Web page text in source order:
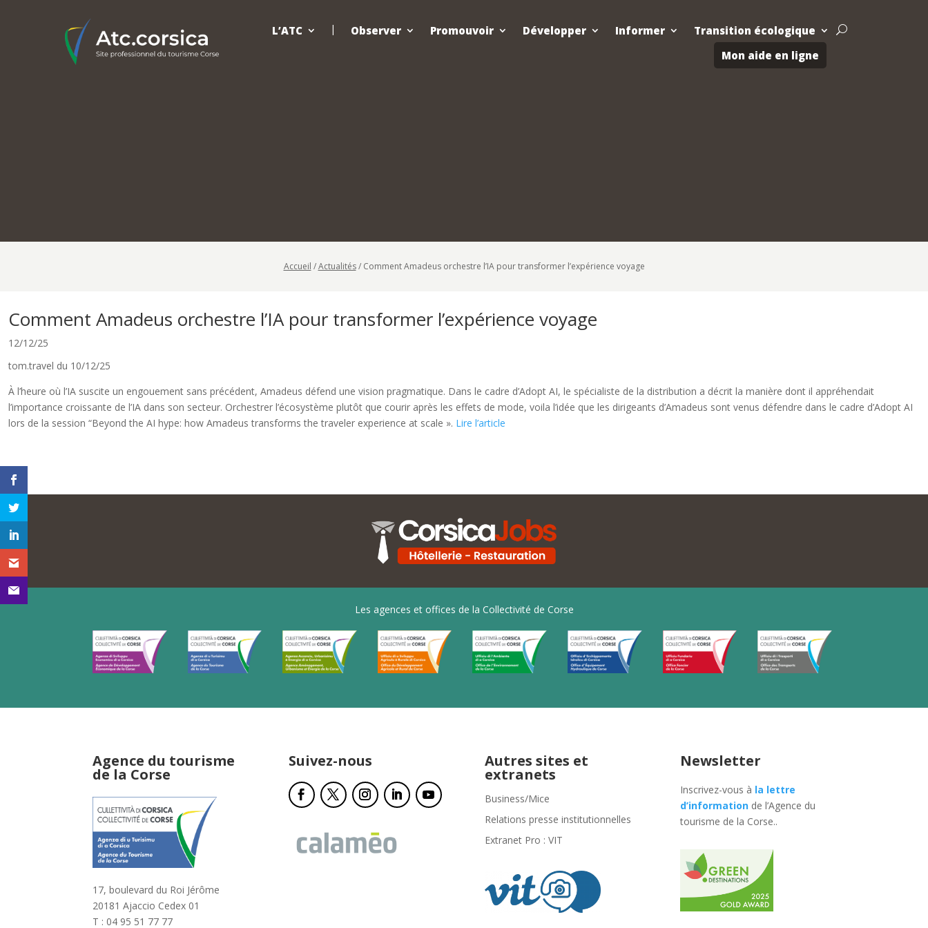
L’ATC Observer Promouvoir Développer Informer
Transition écologique
Mon aide en ligne
U
Accueil /Actualités/ Comment Amadeus orchestre l’IA pour transformer l’expérience voyage
Comment Amadeus orchestre l’IA pour transformer l’expérience voyage
12/12/25
tom.travel du 10/12/25
À l’heure où l’IA suscite un engouement sans précédent, Amadeus défend une vision pragmatique. Dans le cadre d’Adopt AI, le spécialiste de la distribution a décrit la manière dont il appréhendait
l’importance croissante de l’IA dans son secteur. Orchestrer l’écosystème plutôt que courir après les effets de mode, voila l’idée que les dirigeants d’Amadeus sont venus défendre dans le cadre d’Adopt AI
lors de la session “Beyond the AI hype: how Amadeus transforms the traveler experience at scale ». Lire l’article
Les agences et offices de la Collectivité de Corse
Agence du tourisme
de la Corse
17, boulevard du Roi Jérôme
20181 Ajaccio Cedex 01
T : 04 95 51 77 77
Suivez-nous Autres sites et
extranets
Business/Mice
Relations presse institutionnelles
Extranet Pro : VIT
Newsletter
Inscrivez-vous à la lettre
d’information de l’Agence du
tourisme de la Corse..